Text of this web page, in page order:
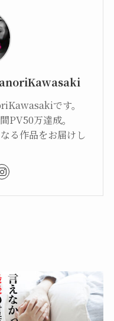
です。
PV50万達成。
る作品をお届けし